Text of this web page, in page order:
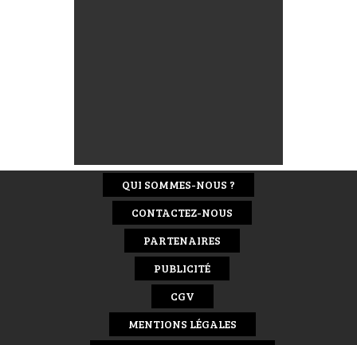
QUI SOMMES-NOUS ?
CONTACTEZ-NOUS
PARTENAIRES
PUBLICITÉ
CGV
MENTIONS LÉGALES